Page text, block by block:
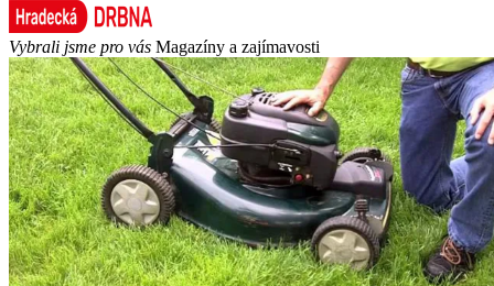
Vybrali jsme pro vás Magazíny a zajímavosti